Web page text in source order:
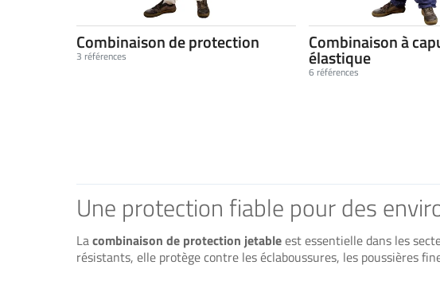
Combinaison de protection
3 références
Combinaison à
élastique
6 références
Une protection fiable pour des
Lacombinaison de protection jetableest essentielle dans les
résistants, elle protège contre les éclaboussures, les poussières